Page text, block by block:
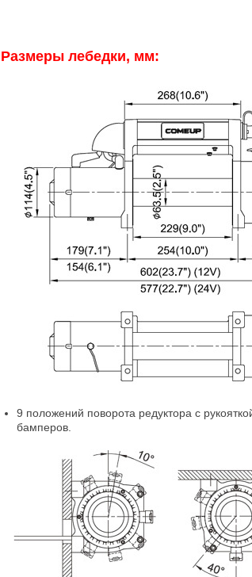
Размеры лебедки, мм:
9 положений поворота редуктора с
бамперов.